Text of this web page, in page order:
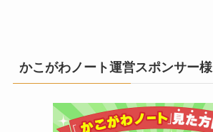
かこがわノート運営スポンサー様